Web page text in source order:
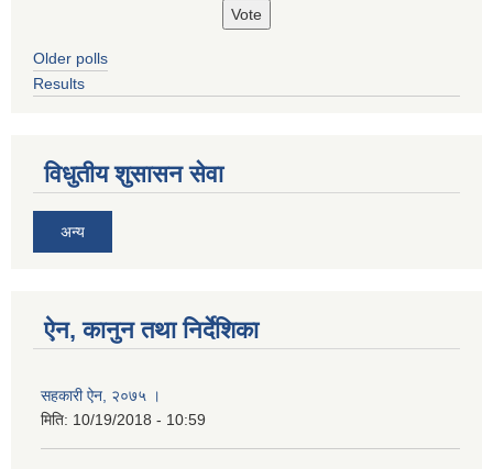
Older polls
Results
विधुतीय शुसासन सेवा
अन्य
ऐन, कानुन तथा निर्देशिका
सहकारी ऐन, २०७५ ।
मिति: 10/19/2018 - 10:59